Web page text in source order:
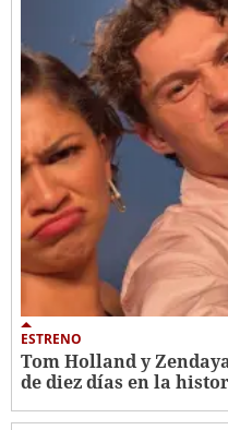
ESTRENO
Tom Holland y
de diez días en la